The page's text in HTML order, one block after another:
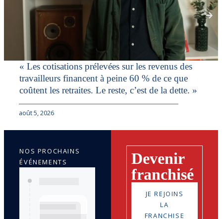
« Les cotisations prélevées sur les revenus des
travailleurs financent à peine 60 % de ce que
coûtent les retraites. Le reste, c’est de la dette. »
août 5, 2026
Devenir
franchisé
JE REJOINS
LA
FRANCHISE
NOS PROCHAINS
ÉVÉNEMENTS